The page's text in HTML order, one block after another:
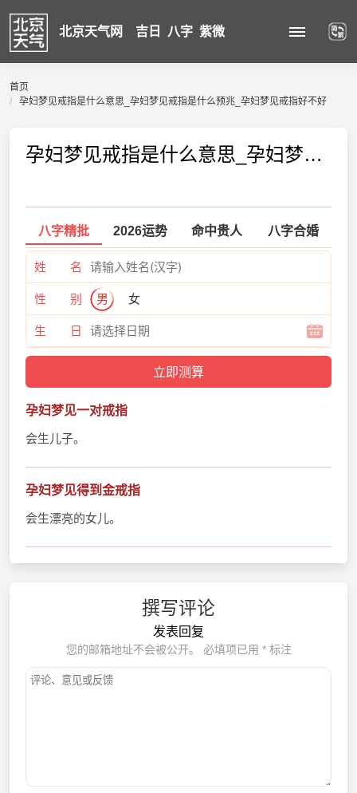
北京天气网 吉日 八字 紫微
首页
孕妇梦见戒指是什么意思_孕妇梦见戒指是什么预兆_孕妇梦见戒指好不好
孕妇梦见戒指是什么意思_孕妇梦见戒指是什么预兆_孕妇梦见戒指好不好
八字精批 2026运势 命中贵人 八字合婚
姓 名
性 别 男 女
生 日
孕妇梦见一对戒指
会生儿子。
孕妇梦见得到金戒指
会生漂亮的女儿。
撰写评论
发表回复
您的邮箱地址不会被公开。 必填项已用 *标注